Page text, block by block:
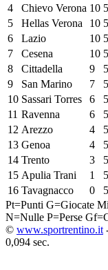
4
Chievo Verona 10 5
5
Hellas Verona 10 5
6
Lazio 10 5
7
Cesena 10 5
8
Cittadella 9 5
9
San Marino 7 5
10 Sassari Torres 6 5
11 Ravenna 6 5
12 Arezzo 4 5
13 Genoa 4 5
14 Trento 3 5
15 Apulia Trani 1 5
16 Tavagnacco 0 5
Pt=Punti G=Giocate
N=Nulle P=Perse
© www.sportrentino.it
0,094 sec.